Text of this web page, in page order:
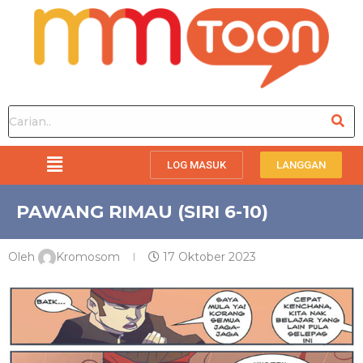
LOG MASUK LANGGAN
PAWANG RIMAU (SIRI 6-10)
Oleh Kromosom 17 Oktober 2023